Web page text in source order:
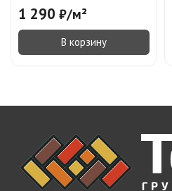
1 290 ₽/м²
В корзину